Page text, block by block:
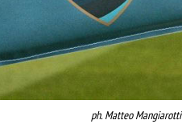
ph. Matteo Mangiarotti